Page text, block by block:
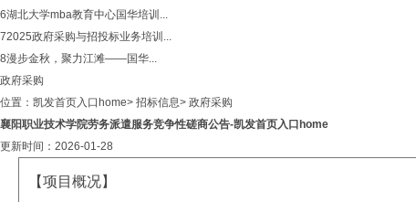
6湖北大学mba教育中心国华培训...
72025政府采购与招投标业务培训...
8漫步金秋，聚力江滩——国华...
政府采购
位置： 凯发首页入口home> 招标信息> 政府采购
襄阳职业技术学院劳务派遣服务竞争性磋商公告-凯发首页入口home
更新时间：2026-01-28
【项目概况】